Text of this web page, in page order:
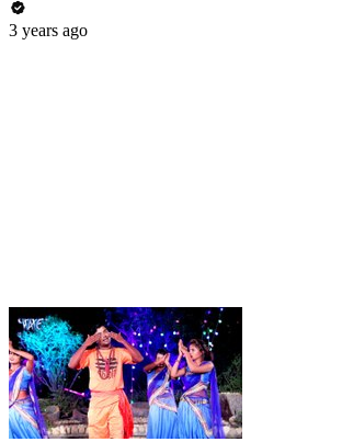
3 years ago